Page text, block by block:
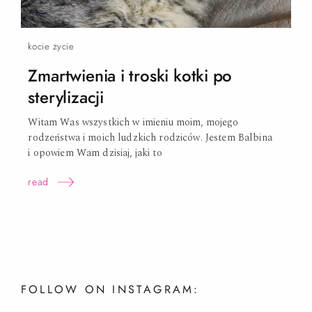
kocie życie
Zmartwienia i troski kotki po
sterylizacji
Witam Was wszystkich w imieniu moim, mojego
rodzeństwa i moich ludzkich rodziców. Jestem Balbina
i opowiem Wam dzisiaj, jaki to
read
FOLLOW ON INSTAGRAM: